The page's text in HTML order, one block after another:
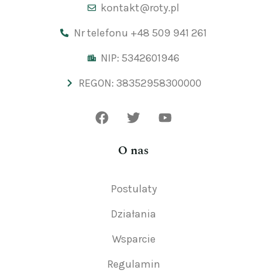
kontakt@roty.pl
Nr telefonu +48 509 941 261
NIP: 5342601946
REGON: 38352958300000
O nas
Postulaty
Działania
Wsparcie
Regulamin